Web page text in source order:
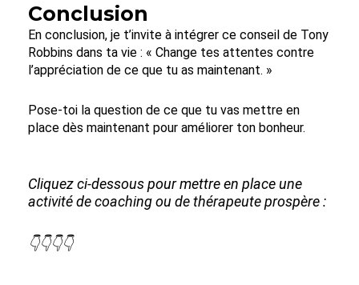
Conclusion
En conclusion, je t’invite à intégrer ce conseil de Tony
Robbins dans ta vie : « Change tes attentes contre
l’appréciation de ce que tu as maintenant. »
Pose-toi la question de ce que tu vas mettre en
place dès maintenant pour améliorer ton bonheur.
Cliquez ci-dessous pour mettre en place une
activité de coaching ou de thérapeute prospère :
👇👇👇👇